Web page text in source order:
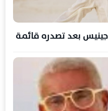
بعد تصدره قائمة